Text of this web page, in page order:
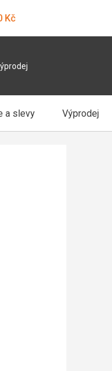
Kč
a slevy Výprodej